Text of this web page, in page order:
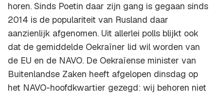
horen. Sinds Poetin daar zijn gang is gegaan sinds
2014 is de populariteit van Rusland daar
aanzienlijk afgenomen. Uit allerlei polls blijkt ook
dat de gemiddelde Oekraïner lid wil worden van
de EU en de NAVO. De Oekraïense minister van
Buitenlandse Zaken heeft afgelopen dinsdag op
het NAVO-hoofdkwartier gezegd: wij behoren niet